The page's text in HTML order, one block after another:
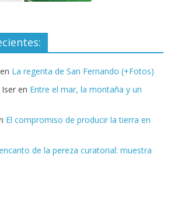
en La regenta de San Fernando (+Fotos)
en Entre el mar, la montaña y un
El compromiso de producir la tierra en
de la pereza curatorial: muestra